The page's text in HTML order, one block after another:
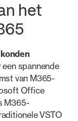
het
spannende
van M365-
Office
M365-
VSTO